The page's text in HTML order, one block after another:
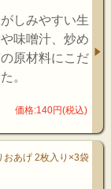
しみやすい生
味噌汁、炒め
原材料にこだ
。
価格:140円(税込)
おあげ 2枚入り×3袋